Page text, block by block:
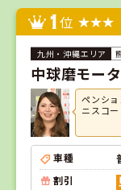
1位
中球磨モー
ペンシ
ニスコ
車種
割引